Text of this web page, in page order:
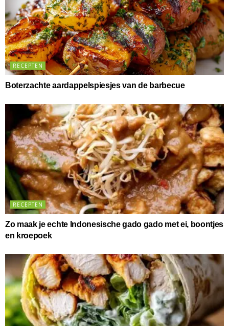
RECEPTEN
Boterzachte aardappelspiesjes van de barbecue
RECEPTEN
Zo maak je echte Indonesische gado gado met ei, boontjes
en kroepoek